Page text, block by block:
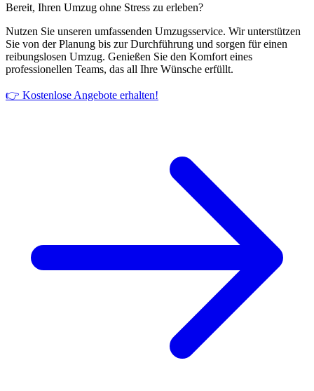
Bereit, Ihren Umzug ohne Stress zu erleben?
Nutzen Sie unseren umfassenden Umzugsservice. Wir unterstützen
Sie von der Planung bis zur Durchführung und sorgen für einen
reibungslosen Umzug. Genießen Sie den Komfort eines
professionellen Teams, das all Ihre Wünsche erfüllt.
👉 Kostenlose Angebote erhalten!